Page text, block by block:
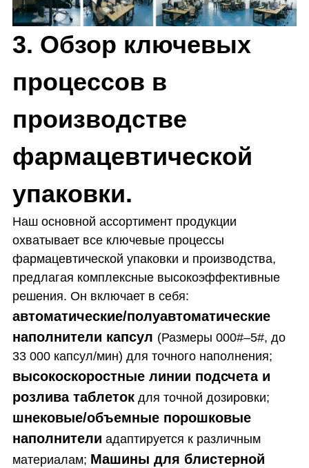
3. Обзор ключевых
процессов в
производстве
фармацевтической
упаковки.
Наш основной ассортимент продукции
охватывает все ключевые процессы
фармацевтической упаковки и производства,
предлагая комплексные высокоэффективные
решения. Он включает в себя:
автоматические/полуавтоматические
наполнители капсул (Размеры 000#–5#, до
33 000 капсул/мин) для точного наполнения;
высокоскоростные линии подсчета и
розлива таблетокдля точной дозировки;
шнековые/объемные порошковые
наполнители адаптируется к различным
материалам; Машины для блистерной